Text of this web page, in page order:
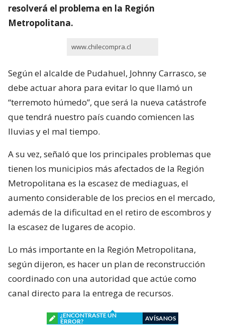
resolverá el problema en la Región
Metropolitana.
www.chilecompra.cl
Según el alcalde de Pudahuel, Johnny Carrasco, se
debe actuar ahora para evitar lo que llamó un
“terremoto húmedo”, que será la nueva catástrofe
que tendrá nuestro país cuando comiencen las
lluvias y el mal tiempo.
A su vez, señaló que los principales problemas que
tienen los municipios más afectados de la Región
Metropolitana es la escasez de mediaguas, el
aumento considerable de los precios en el mercado,
además de la dificultad en el retiro de escombros y
la escasez de lugares de acopio.
Lo más importante en la Región Metropolitana,
según dijeron, es hacer un plan de reconstrucción
coordinado con una autoridad que actúe como
canal directo para la entrega de recursos.
¿ENCONTRASTE UN
ERROR?
AVÍSANOS